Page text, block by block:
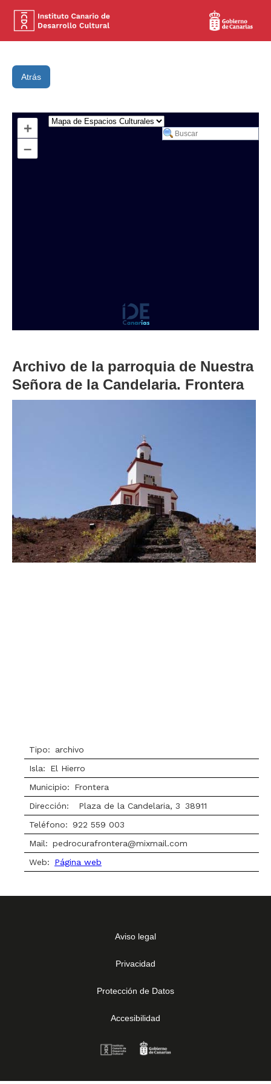
Atrás
Archivo de la parroquia de Nuestra
Señora de la Candelaria. Frontera
Tipo:
archivo
Isla:
El Hierro
Municipio:
Frontera
Dirección:
Plaza de la Candelaria, 3 38911
Teléfono:
922 559 003
Mail: pedrocurafrontera@mixmail.com
Web:
Página web
Aviso legal
Privacidad
Protección de Datos
Accesibilidad